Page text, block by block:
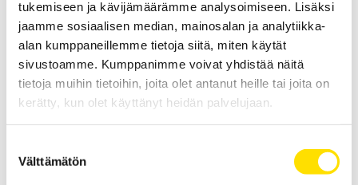
tukemiseen ja kävijämäärämme analysoimiseen. Lisäksi
jaamme sosiaalisen median, mainosalan ja analytiikka-
alan kumppaneillemme tietoja siitä, miten käytät
sivustoamme. Kumppanimme voivat yhdistää näitä
tietoja muihin tietoihin, joita olet antanut heille tai joita on
kerätty, kun olet käyttänyt heidän palvelujaan.
valinta
Välttämätön
sisäänrakennetulla GPS-toiminnolla kokonaisvaltaiseen
sähköverkon analysointiin. AC+DC TRMS-mittaus käynnistysvirran ja